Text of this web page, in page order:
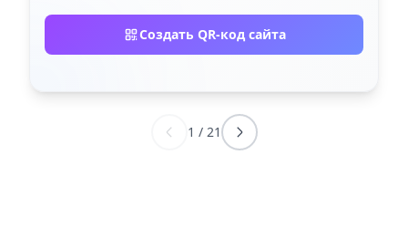
Создать QR-код сайта
1 / 21